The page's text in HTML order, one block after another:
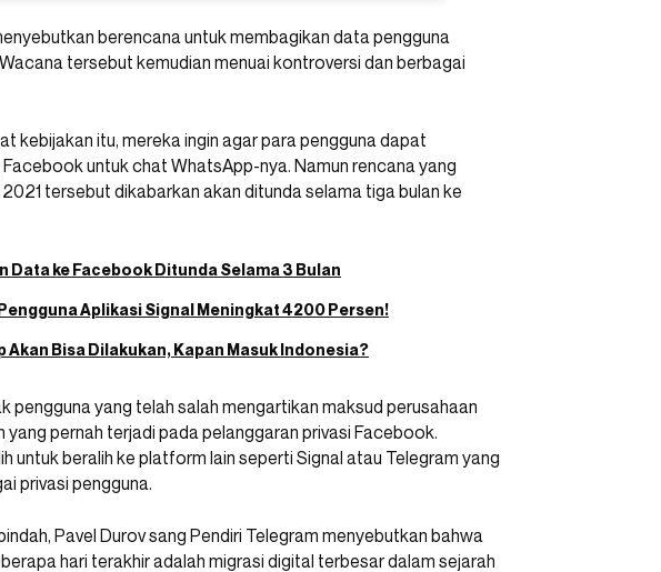
berencana untuk membagikan data pengguna
tersebut kemudian menuai kontroversi dan berbagai
kebijakan itu, mereka ingin agar para pengguna dapat
untuk chat WhatsApp-nya. Namun rencana yang
tersebut dikabarkan akan ditunda selama tiga bulan ke
Data ke Facebook Ditunda Selama 3 Bulan
Aplikasi Signal Meningkat 4200 Persen!
Bisa Dilakukan, Kapan Masuk Indonesia?
pengguna yang telah salah mengartikan maksud perusahaan
pernah terjadi pada pelanggaran privasi Facebook.
untuk beralih ke platform lain seperti Signal atau Telegram yang
privasi pengguna.
Pavel Durov sang Pendiri Telegram menyebutkan bahwa
hari terakhir adalah migrasi digital terbesar dalam sejarah